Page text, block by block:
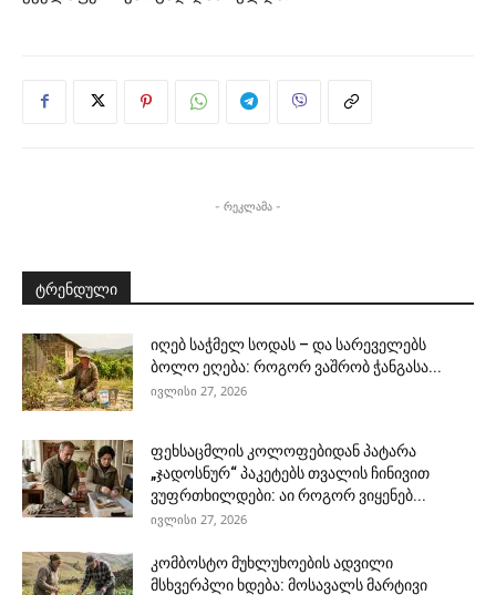
- რეკლამა -
ტრენდული
იღებ საჭმელ სოდას – და სარეველებს
ბოლო ეღება: როგორ ვაშრობ ჭანგასა...
ივლისი 27, 2026
ფეხსაცმლის კოლოფებიდან პატარა
„ჯადოსნურ“ პაკეტებს თვალის ჩინივით
ვუფრთხილდები: აი როგორ ვიყენებ...
ივლისი 27, 2026
კომბოსტო მუხლუხოების ადვილი
მსხვერპლი ხდება: მოსავალს მარტივი